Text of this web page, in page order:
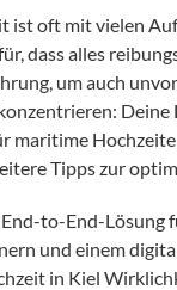
ist oft mit vielen
dass alles
um auch
maritime
Tipps zur
to-End-Lösung
und einem
in Kiel